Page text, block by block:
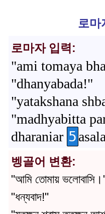
로마
로마자 입력:
"ami tomaya
"dhanyabada!"
"yatakshana
"madhyabitta
dharaniar 5asala
벵골어 변환:
"আমি তোমায়
"ধন্যবাদ!"